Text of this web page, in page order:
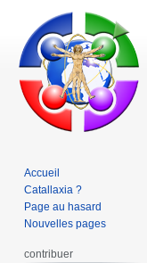
Accueil
Catallaxia ?
Page au hasard
Nouvelles pages
contribuer